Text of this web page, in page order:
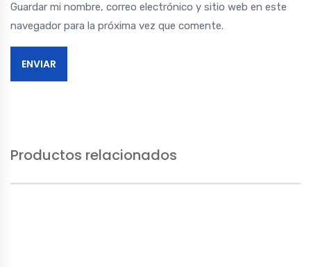
Guardar mi nombre, correo electrónico y sitio web en este
navegador para la próxima vez que comente.
Productos relacionados